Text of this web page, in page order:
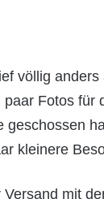
völlig
paar Fotos für
geschossen
kleinere
mit